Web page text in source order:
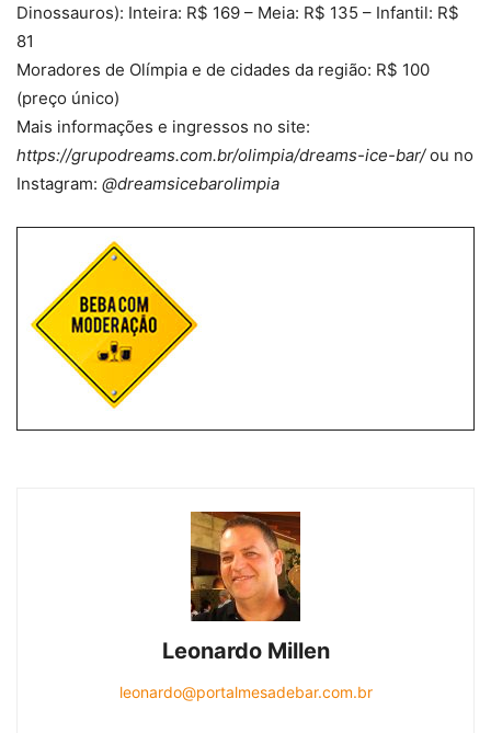
Dinossauros): Inteira: R$ 169 – Meia: R$ 135 – Infantil: R$
81
Moradores de Olímpia e de cidades da região: R$ 100
(preço único)
Mais informações e ingressos no site:
https://grupodreams.com.br/olimpia/dreams-ice-bar/ou no
Instagram: @dreamsicebarolimpia
Leonardo Millen
leonardo@portalmesadebar.com.br